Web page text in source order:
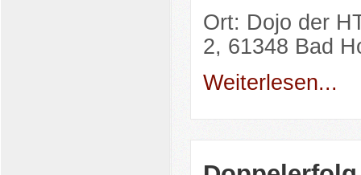
Ort: Dojo der
2, 61348 Bad
Weiterlesen...